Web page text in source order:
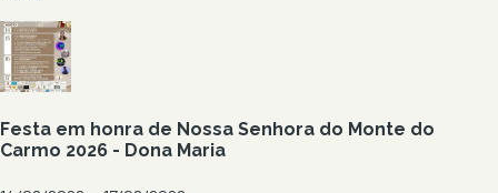
Festa em honra de Nossa Senhora do Monte do
Carmo 2026 - Dona Maria